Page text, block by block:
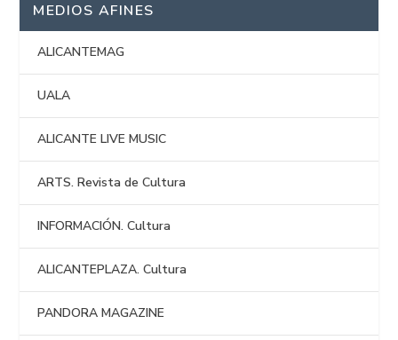
MEDIOS AFINES
ALICANTEMAG
UALA
ALICANTE LIVE MUSIC
ARTS. Revista de Cultura
INFORMACIÓN. Cultura
ALICANTEPLAZA. Cultura
PANDORA MAGAZINE